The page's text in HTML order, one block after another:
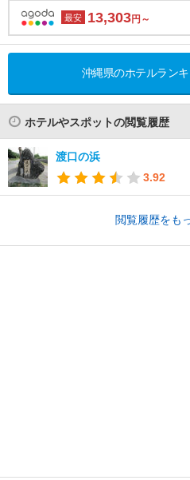
最安 13,303円～
沖縄県のホテルラン
ホテルやスポットの閲覧履歴
渡口の浜
3.92
閲覧履歴をも